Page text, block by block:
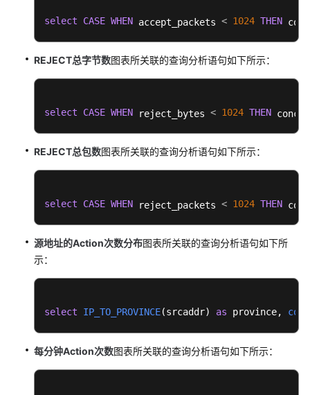
日
志
管
接
入
索
与
分
方
式）
select CASE WHEN accept_packets < 1024 THEN
REJECT总字节数图表所关联的查询分析语句如下所示：
select CASE WHEN reject_bytes < 1024 THEN
REJECT总包数图表所关联的查询分析语句如下所示：
select CASE WHEN reject_packets < 1024 THEN
源地址的Action次数分布图表所关联的查询分析语句如下所
示：
select IP_TO_PROVINCE(srcaddr) as province,
每分钟Action次数图表所关联的查询分析语句如下所示：